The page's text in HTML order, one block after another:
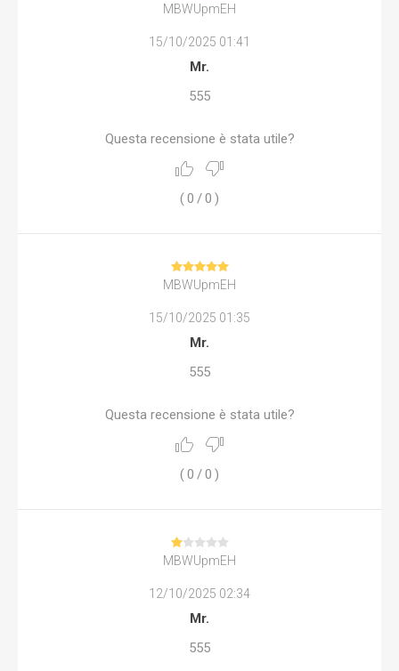
MBWUpmEH
15/10/2025 01:41
Mr.
555
Questa recensione è stata utile?
(0 /0 )
MBWUpmEH
15/10/2025 01:35
Mr.
555
Questa recensione è stata utile?
(0 /0 )
MBWUpmEH
12/10/2025 02:34
Mr.
555